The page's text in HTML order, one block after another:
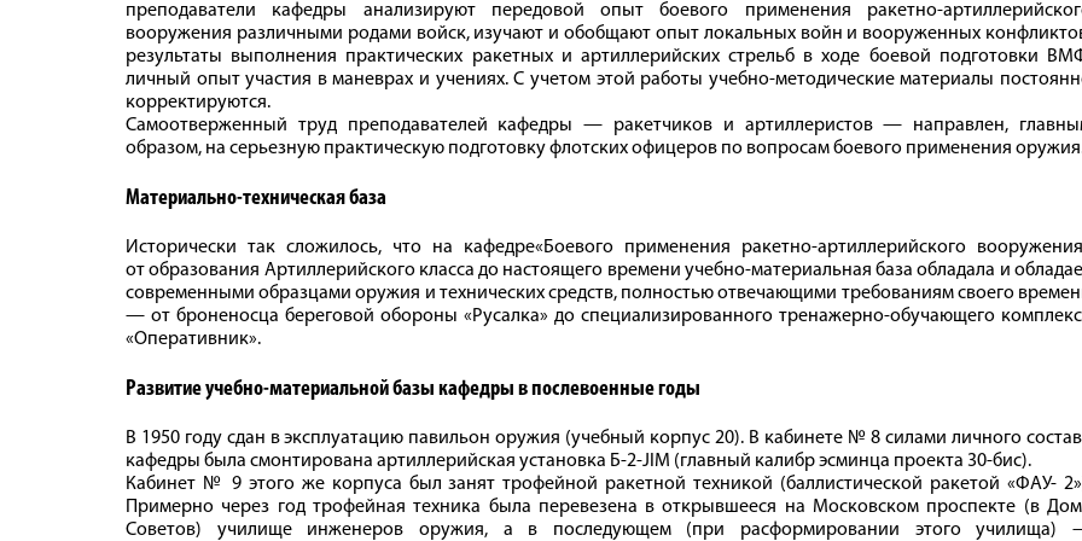
преподаватели кафедры анализируют передовой опыт боевого применения ракетно-
вооружения различными родами войск, изучают и обобщают опыт локальных войн и вооруженных
результаты выполнения практических ракетных и артиллерийских стрельб в ходе боевой подготовки
личный опыт участия в маневрах и учениях. С учетом этой работы учебно-методические материалы
корректируются.
Самоотверженный труд преподавателей кафедры — ракетчиков и артиллеристов — направлен,
образом, на серьезную практическую подготовку флотских офицеров по вопросам боевого применения
Материально-техническая база
Исторически так сложилось, что на кафедре«Боевого применения ракетно-артиллерийского
от образования Артиллерийского класса до настоящего времени учебно-материальная база обладала и
современными образцами оружия и технических средств, полностью отвечающими требованиям своего
— от броненосца береговой обороны «Русалка» до специализированного тренажерно-обучающего
«Оперативник».
Развитие учебно-материальной базы кафедры в послевоенные годы
В 1950 году сдан в эксплуатацию павильон оружия (учебный корпус 20). В кабинете № 8 силами личного
кафедры была смонтирована артиллерийская установка Б‑2-JIM (главный калибр эсминца проекта 30‑бис).
Кабинет № 9 этого же корпуса был занят трофейной ракетной техникой (баллистической ракетой «ФАУ-
Примерно через год трофейная техника была перевезена в открывшееся на Московском проспекте (в
Советов) училище инженеров оружия, а в последующем (при расформировании этого училища)